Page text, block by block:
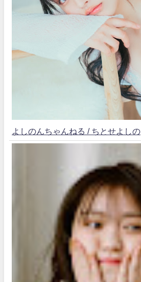
よしのんちゃんねる / ちとせよしの